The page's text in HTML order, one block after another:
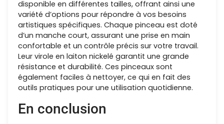
disponible en différentes tailles, offrant ainsi une
variété d’options pour répondre à vos besoins
artistiques spécifiques. Chaque pinceau est doté
d’un manche court, assurant une prise en main
confortable et un contrôle précis sur votre travail.
Leur virole en laiton nickelé garantit une grande
résistance et durabilité. Ces pinceaux sont
également faciles à nettoyer, ce qui en fait des
outils pratiques pour une utilisation quotidienne.
En conclusion